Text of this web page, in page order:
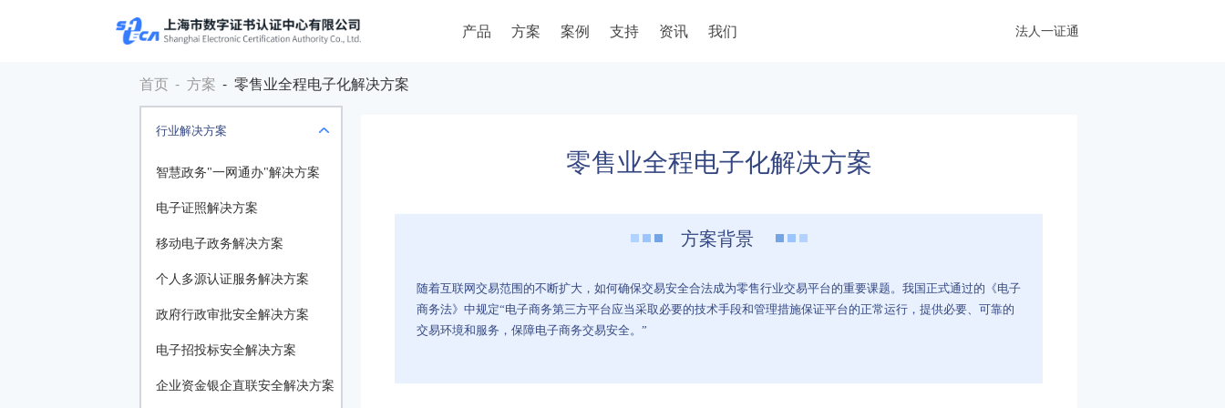
法人一证通
产品 方案 案例 支持 资讯 我们
首页 - 方案 - 零售业全程电子化解决方案
行业解决方案
智慧政务"一网通办"解决方案
电子证照解决方案
移动电子政务解决方案
个人多源认证服务解决方案
政府行政审批安全解决方案
电子招投标安全解决方案
企业资金银企直联安全解决方案
零售业全程电子化解决方案
方案背景
随着互联网交易范围的不断扩大，如何确保交易安全合法成为零售行业交易平台的重要课题。我国正式通过的《电子
商务法》中规定“电子商务第三方平台应当采取必要的技术手段和管理措施保证平台的正常运行，提供必要、可靠的
交易环境和服务，保障电子商务交易安全。”